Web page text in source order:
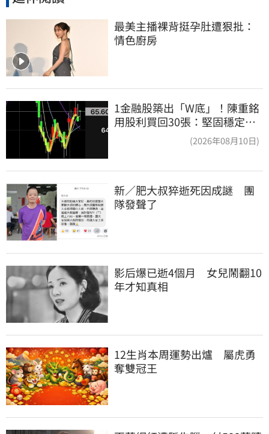
最美主播裸背挺孕肚遭狠批：
情色廚房
1金融股築出「W底」！陳重銘
用股利買回30張：堅固穩定的
(2026年08月10日)
新／肥大叔猝逝死因成謎　團
隊發聲了
影后爆已逝4個月　女兒鬧翻10
年才知真相
12生肖本周運勢出爐　屬虎勇
奪雙冠王